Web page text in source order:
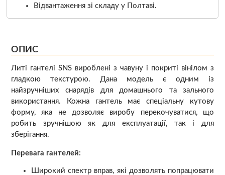
Відвантаження зі складу у Полтаві.
ОПИС
Литі гантелі SNS вироблені з чавуну і покриті вінілом з
гладкою текстурою. Дана модель є одним із
найзручніших снарядів для домашнього та зального
використання. Кожна гантель має спеціальну кутову
форму, яка не дозволяє виробу перекочуватися, що
робить зручнішою як для експлуатації, так і для
зберігання.
Перевага гантелей:
Широкий спектр вправ, які дозволять попрацювати